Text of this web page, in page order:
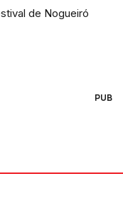
de Nogueiró
PUB